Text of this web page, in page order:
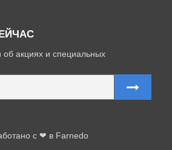
об акциях и специальных
с ❤ в Farnedo